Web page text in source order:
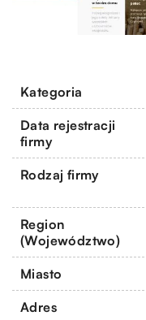
Kategoria
Data rejestracji
firmy
Rodzaj firmy
Region
(Województwo)
Miasto
Adres